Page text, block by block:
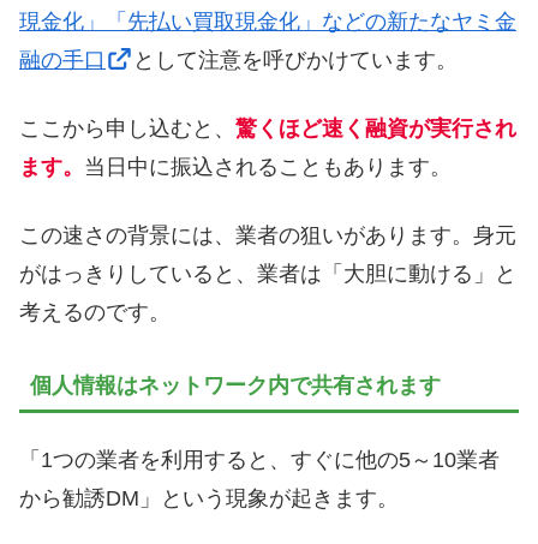
現金化」「先払い買取現金化」などの新たなヤミ金
融の手口
として注意を呼びかけています。
ここから申し込むと、 驚くほど速く融資が実行され
ます。 当日中に振込されることもあります。
この速さの背景には、業者の狙いがあります。身元
がはっきりしていると、業者は「大胆に動ける」と
考えるのです。
個人情報はネットワーク内で共有されます
「1つの業者を利用すると、すぐに他の5～10業者
から勧誘DM」という現象が起きます。